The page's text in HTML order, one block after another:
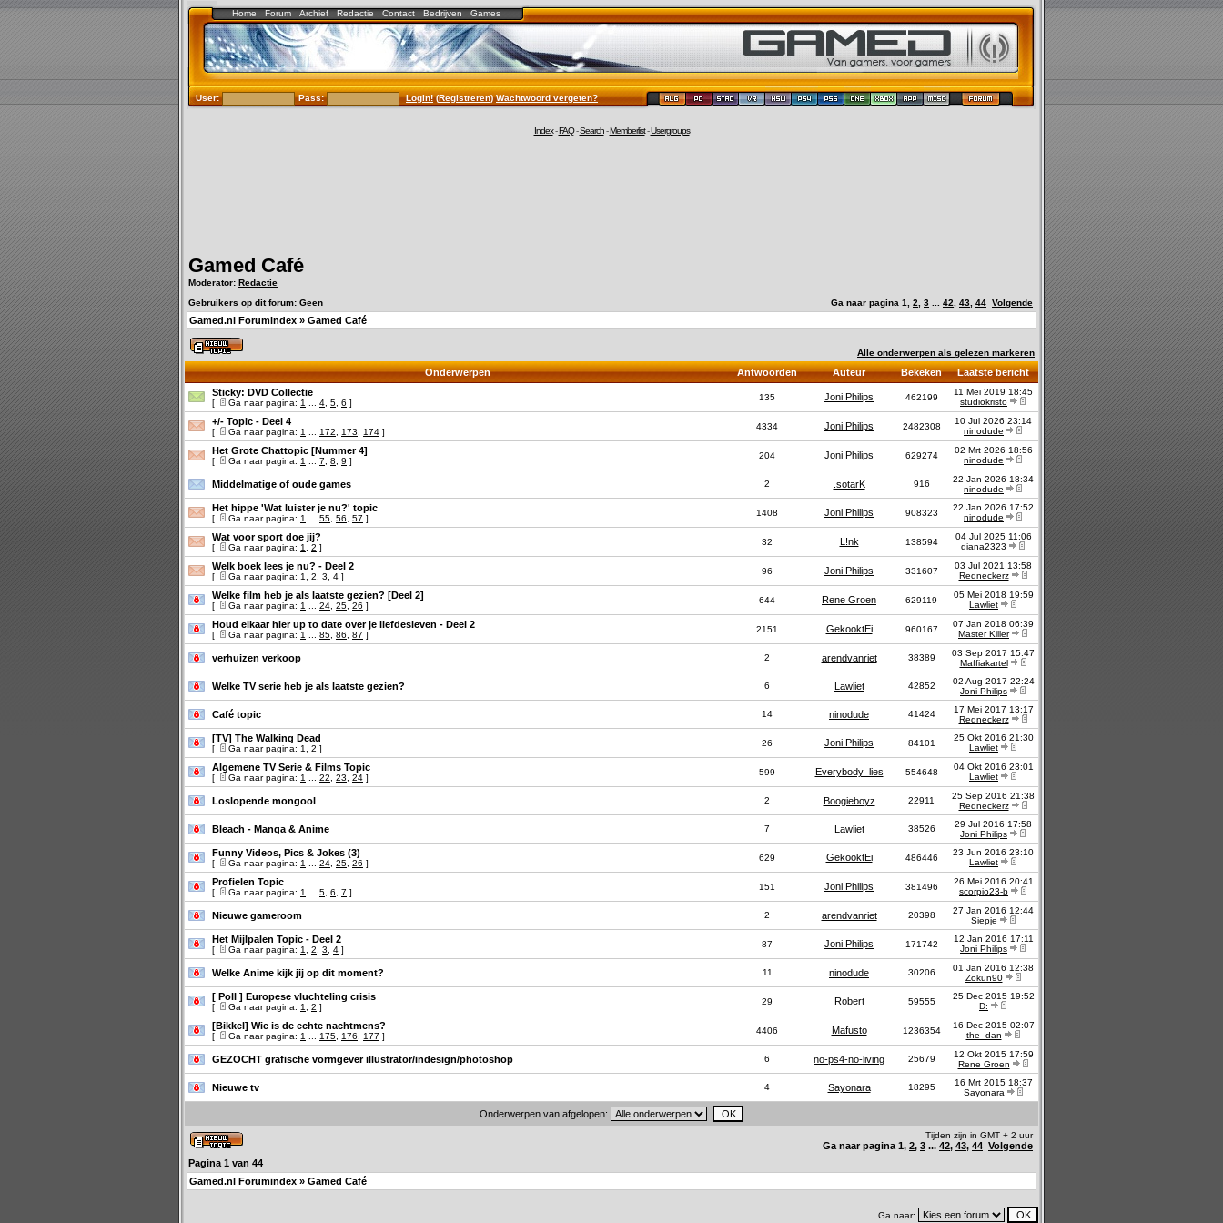
Home Forum Archief Redactie Contact Bedrijven Games
User: Pass: Login!(Registreren)Wachtwoord vergeten?
Index-FAQ-Search-Memberlist-Usergroups
Gamed Café
Moderator: Redactie
Gebruikers op dit forum: Geen
Ga naar pagina 1 2 3 42 43 44 Volgende
Gamed.nl Forumindex » Gamed Café
Alle onderwerpen als gelezen markeren
Onderwerpen Antwoorden Auteur Bekeken
Laatste bericht
Sticky: DVD Collectie
[ Ga naar pagina: 1 4 5 6 ]
135 Joni Philips 462199
11 Mei 2019 18:45
studiokristo
+/- Topic - Deel 4
[ Ga naar pagina: 1 172 173 174 ]
4334 Joni Philips 2482308
10 Jul 2026 23:14
ninodude
Het Grote Chattopic [Nummer 4]
[ Ga naar pagina: 1 7 8 9 ]
204 Joni Philips 629274
02 Mrt 2026 18:56
ninodude
Middelmatige of oude games 2 .sotarK 916
22 Jan 2026 18:34
ninodude
Het hippe 'Wat luister je nu?' topic
[ Ga naar pagina: 1 55 56 57 ]
1408 Joni Philips 908323
22 Jan 2026 17:52
ninodude
Wat voor sport doe jij?
[ Ga naar pagina: 1 2 ]
32 L!nk 138594
04 Jul 2025 11:06
diana2323
Welk boek lees je nu? - Deel 2
[ Ga naar pagina: 1 2 3 4 ]
96 Joni Philips 331607
03 Jul 2021 13:58
Redneckerz
Welke film heb je als laatste gezien? [Deel 2]
[ Ga naar pagina: 1 24 25 26 ]
644 Rene Groen 629119
05 Mei 2018 19:59
Lawliet
Houd elkaar hier up to date over je liefdesleven - Deel 2
[ Ga naar pagina: 1 85 86 87 ]
2151 GekooktEi 960167
07 Jan 2018 06:39
Master Killer
verhuizen verkoop 2 arendvanriet 38389
03 Sep 2017 15:47
Maffiakartel
Welke TV serie heb je als laatste gezien? 6 Lawliet 42852
02 Aug 2017 22:24
Joni Philips
Café topic 14 ninodude 41424
17 Mei 2017 13:17
Redneckerz
[TV] The Walking Dead
[ Ga naar pagina: 1 2 ]
26 Joni Philips 84101
25 Okt 2016 21:30
Lawliet
Algemene TV Serie & Films Topic
[ Ga naar pagina: 1 22 23 24 ]
599 Everybody_lies 554648
04 Okt 2016 23:01
Lawliet
Loslopende mongool 2 Boogieboyz 22911
25 Sep 2016 21:38
Redneckerz
Bleach - Manga & Anime 7 Lawliet 38526
29 Jul 2016 17:58
Joni Philips
Funny Videos, Pics & Jokes (3)
[ Ga naar pagina: 1 24 25 26 ]
629 GekooktEi 486446
23 Jun 2016 23:10
Lawliet
Profielen Topic
[ Ga naar pagina: 1 5 6 7 ]
151 Joni Philips 381496
26 Mei 2016 20:41
scorpio23-b
Nieuwe gameroom 2 arendvanriet 20398
27 Jan 2016 12:44
Siepje
Het Mijlpalen Topic - Deel 2
[ Ga naar pagina: 1 2 3 4 ]
87 Joni Philips 171742
12 Jan 2016 17:11
Joni Philips
Welke Anime kijk jij op dit moment? 11 ninodude 30206
01 Jan 2016 12:38
Zokun90
[ Poll ] Europese vluchteling crisis
[ Ga naar pagina: 1 2 ]
29 Robert 59555
25 Dec 2015 19:52
D:
[Bikkel] Wie is de echte nachtmens?
[ Ga naar pagina: 1 175 176 177 ]
4406 Mafusto 1236354
16 Dec 2015 02:07
the_dan
GEZOCHT grafische vormgever illustrator/indesign/photoshop 6 no-ps4-no-living 25679
12 Okt 2015 17:59
Rene Groen
Nieuwe tv 4 Sayonara 18295
16 Mrt 2015 18:37
Sayonara
Onderwerpen van afgelopen:
Tijden zijn in GMT + 2 uur
Ga naar pagina 1, 2, 3 ... 42, 43, 44 Volgende
Pagina 1 van 44
Gamed.nl Forumindex » Gamed Café
Ga naar: